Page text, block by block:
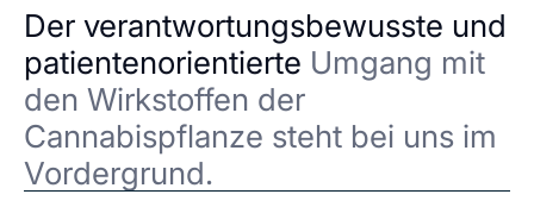
Der verantwortungsbewusste und
patientenorientierte Umgang mit
den Wirkstoffen der
Cannabispflanze steht bei uns im
Vordergrund.